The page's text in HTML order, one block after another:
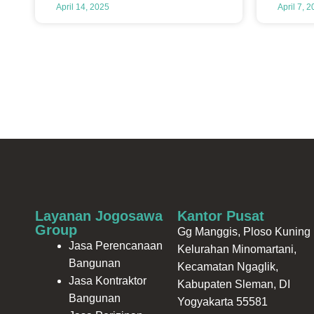
April 14, 2025 April 7,
Kantor Pusat
Gg Manggis, Ploso Kuning
Kelurahan Minomartani,
Kecamatan Ngaglik,
Kabupaten Sleman, DI
Yogyakarta 55581
Layanan Jogosawa
Group
Jasa Perencanaan
Bangunan
Jasa Kontraktor
Bangunan